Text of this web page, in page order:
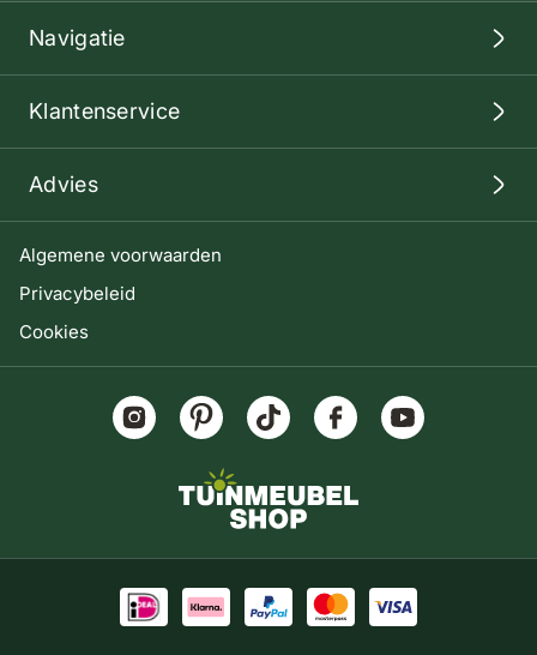
Algemene voorwaarden
Privacybeleid
Cookies
Navigatie
Klantenservice
Advies